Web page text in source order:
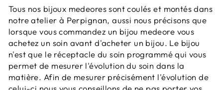
Tous nos bijoux medeores sont coulés et montés dans
notre atelier à Perpignan, aussi nous précisons que
lorsque vous commandez un bijou medeore vous
achetez un soin avant d'acheter un bijou. Le bijou
n'est que le réceptacle du soin programmé qui vous
permet de mesurer l'évolution du soin dans la
matière. Afin de mesurer précisément l'évolution de